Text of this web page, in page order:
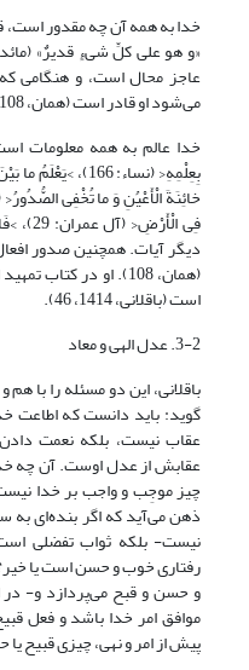
خدا به همه آن چه مقدور
عاجز محال است، و هنگامی
می‌شود او قادر است (همان، 108).
خدا عالم به همه معلومات
دیگر آیات. هم‏چنین صدور
(همان، 108). او در
است (باقلانی، 1414، 46).
3-2. عدل الهی و معاد
باقلانی، این دو مسئله را با
گوید: باید دانست که
عقاب نیست، بلکه نعمت
عقابش از عدل اوست. آن چه
ذهن می‌آید که اگر بنده‌ای
نیست- بلکه ثواب تفضلی
رفتاری خوب و حسن است یا
و حسن و قبح می‌پردازد و-
موافق امر خدا باشد و فعل
پیش از امر و نهی، چیزی قبیح یا